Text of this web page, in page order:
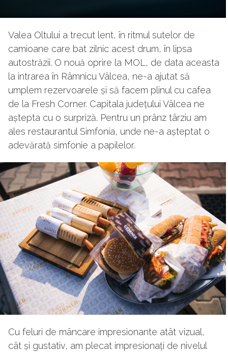
Valea Oltului a trecut lent, în ritmul sutelor de
camioane care bat zilnic acest drum, în lipsa
autostrăzii. O nouă oprire la MOL, de data aceasta
la intrarea în Râmnicu Vâlcea, ne-a ajutat să
umplem rezervoarele și să facem plinul cu cafea
de la Fresh Corner. Capitala județului Vâlcea ne
aștepta cu o surpriză. Pentru un prânz târziu am
ales restaurantul Simfonia, unde ne-a așteptat o
adevărată simfonie a papilelor.
Cu feluri de mâncare impresionante atât vizual,
cât și gustativ, am plecat impresionați de nivelul